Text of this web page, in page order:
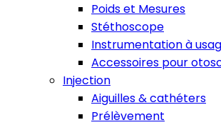
Poids et Mesures
Stéthoscope
Instrumentation à
Accessoires pour
Injection
Aiguilles & cathéters
Prélèvement